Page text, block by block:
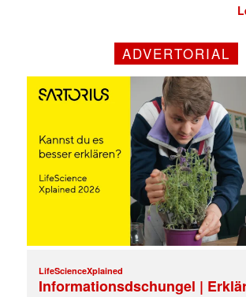
ADVERTORIAL
LifeScienceXplained
Informationsdschungel |